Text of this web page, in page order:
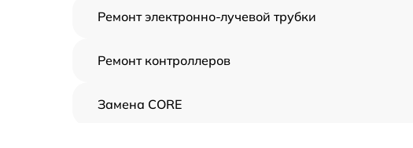
Ремонт электронно-лучевой трубки
Ремонт контроллеров
Замена CORE